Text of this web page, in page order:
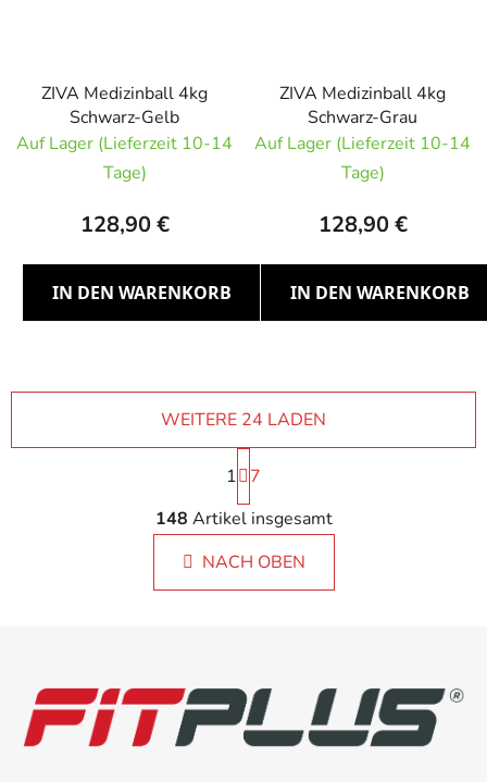
ZIVA Medizinball 4kg
Schwarz-Gelb
Auf Lager (Lieferzeit 10-14
Tage)
128,90 €
IN DEN WARENKORB
ZIVA Medizinball 4kg
Schwarz-Grau
Auf Lager (Lieferzeit 10-14
Tage)
128,90 €
IN DEN WARENKORB
S
t
e
u
e
e
m
e
WEITERE 24 LADEN
P
a
g
i
n
i
1
7
148 Artikel insgesamt
NACH OBEN